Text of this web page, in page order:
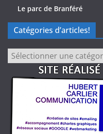
Le parc de Branféré
Catégories d’articles!
Catégories
d’articles!